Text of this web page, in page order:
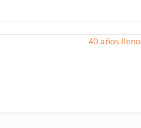
40 años